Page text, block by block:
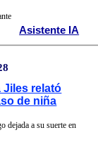
Asistente IA
Jiles relató
de niña
dejada a su suerte en